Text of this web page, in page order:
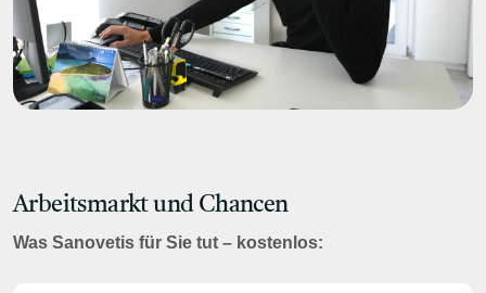
Arbeitsmarkt und Chancen
Was Sanovetis für Sie tut – kostenlos: